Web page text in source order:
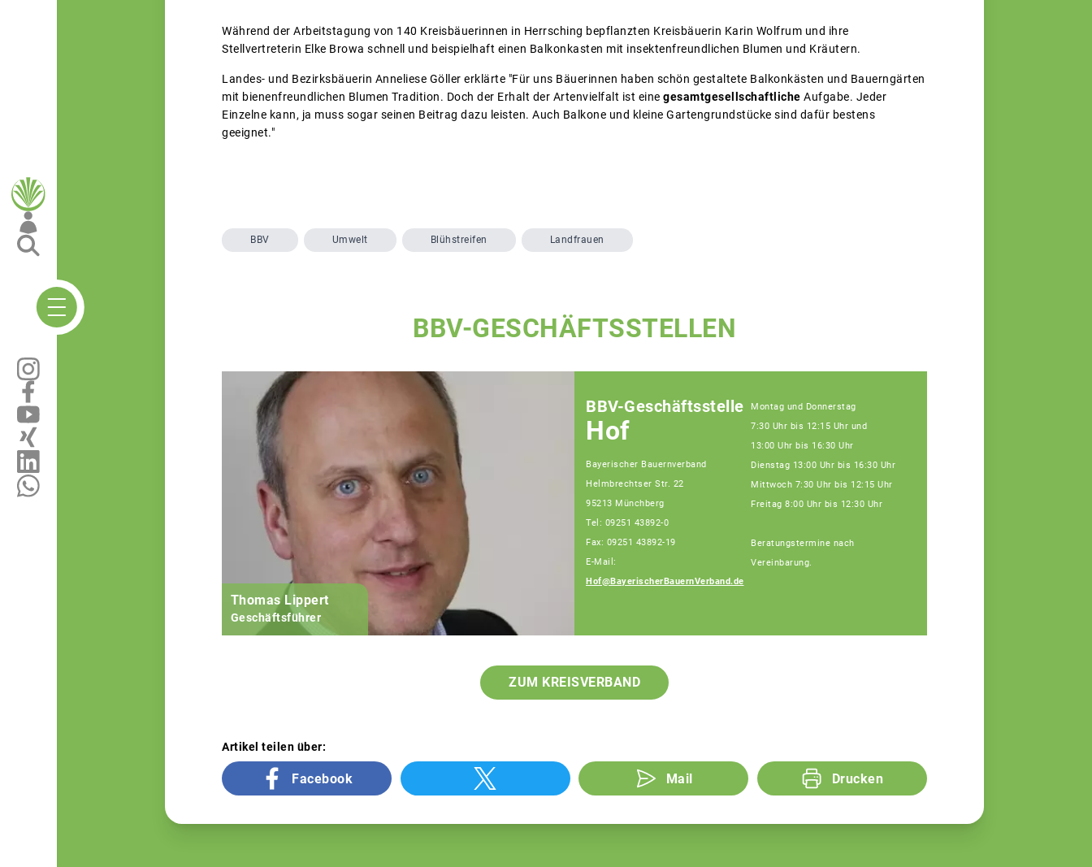
Während der Arbeitstagung von 140 Kreisbäuerinnen in Herrsching bepflanzten Kreisbäuerin Karin Wolfrum und ihre
Stellvertreterin Elke Browa schnell und beispielhaft einen Balkonkasten mit insektenfreundlichen Blumen und Kräutern.
Landes- und Bezirksbäuerin Anneliese Göller erklärte "Für uns Bäuerinnen haben schön gestaltete Balkonkästen und Bauerngärten
mit bienenfreundlichen Blumen Tradition. Doch der Erhalt der Artenvielfalt ist eine gesamtgesellschaftliche Aufgabe. Jeder
Einzelne kann, ja muss sogar seinen Beitrag dazu leisten. Auch Balkone und kleine Gartengrundstücke sind dafür bestens
geeignet."
BBV Umwelt Blühstreifen Landfrauen
BBV-GESCHÄFTSSTELLEN
Thomas Lippert
Geschäftsführer
BBV-Geschäftsstelle
Hof
Bayerischer Bauernverband
Helmbrechtser Str. 22
95213 Münchberg
Tel: 09251 43892-0
Fax: 09251 43892-19
E-Mail:
Hof@BayerischerBauernVerband.de
Montag und Donnerstag
7:30 Uhr bis 12:15 Uhr und
13:00 Uhr bis 16:30 Uhr
Dienstag 13:00 Uhr bis 16:30 Uhr
Mittwoch 7:30 Uhr bis 12:15 Uhr
Freitag 8:00 Uhr bis 12:30 Uhr
Beratungstermine nach
Vereinbarung.
ZUM KREISVERBAND
Artikel teilen über:
Facebook Mail Drucken